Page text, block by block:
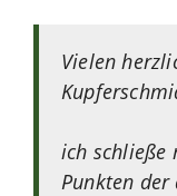
Vielen
ich schließe
Punkten